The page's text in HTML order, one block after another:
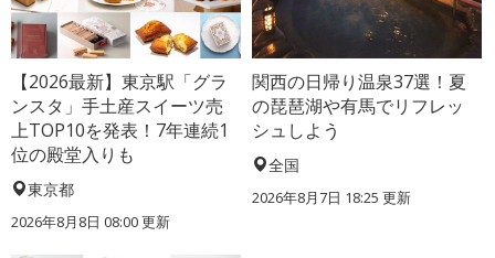
【2026最新】東京駅「グラ
ンスタ」手土産スイーツ売
上TOP10を発表！7年連続1
位の殿堂入りも
東京都
2026年8月8日 08:00更新
関西の日帰り温泉37選！夏
の琵琶湖や有馬でリフレッ
シュしよう
全国
2026年8月7日 18:25 更新